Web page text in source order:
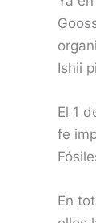
Ishii
El 1
fe
En